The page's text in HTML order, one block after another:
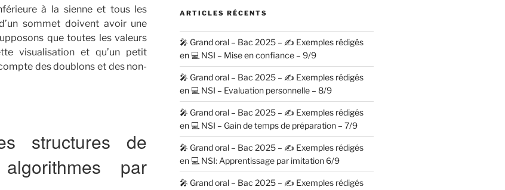
à la sienne et tous les
sommet doivent avoir une
que toutes les valeurs
visualisation et qu’un petit
des doublons et des non-
structures de
par
ARTICLES RÉCENTS
🎤 Grand oral – Bac 2025 – ✍️ Exemples rédigés
en 💻 NSI – Mise en confiance – 9/9
🎤 Grand oral – Bac 2025 – ✍️ Exemples rédigés
en 💻 NSI – Evaluation personnelle – 8/9
🎤 Grand oral – Bac 2025 – ✍️ Exemples rédigés
en 💻 NSI – Gain de temps de préparation – 7/9
🎤 Grand oral – Bac 2025 – ✍️ Exemples rédigés
en 💻 NSI: Apprentissage par imitation 6/9
🎤 Grand oral – Bac 2025 – ✍️ Exemples rédigés